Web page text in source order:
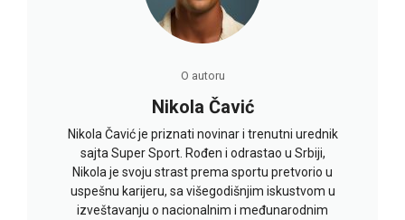
O autoru
Nikola Čavić
Nikola Čavić je priznati novinar i trenutni urednik
sajta Super Sport. Rođen i odrastao u Srbiji,
Nikola je svoju strast prema sportu pretvorio u
uspešnu karijeru, sa višegodišnjim iskustvom u
izveštavanju o nacionalnim i međunarodnim